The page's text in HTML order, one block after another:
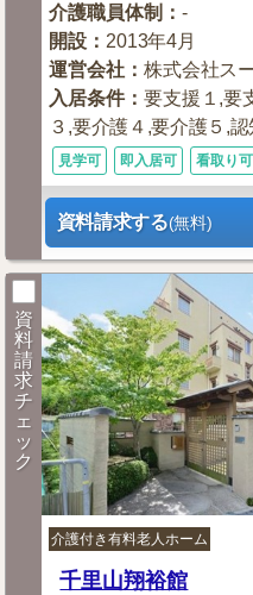
介護職員体制 ：-
開設 ： 2013年4月
運営会社 ：株式会社ス
入居条件：要支援１,要
３,要介護４,要介護５,
見学可 即入居可 看取り可
資料請求する(無料)
資
料
請
求
チ
ェ
ッ
ク
介護付き有料老人ホーム
千里山翔裕館